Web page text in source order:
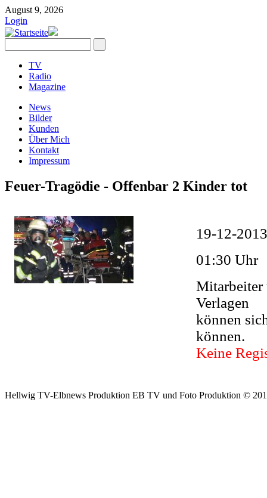
August 9, 2026
Login
TV
Radio
Magazine
News
Bilder
Kunden
Über Mich
Kontakt
Impressum
Feuer-Tragödie - Offenbar 2 Kinder tot
19-12-
01:30 Uhr
Mitarbeiter
Verlagen
können
können.
Keine
Hellwig TV-Elbnews Produktion EB TV und Foto Produktion ©